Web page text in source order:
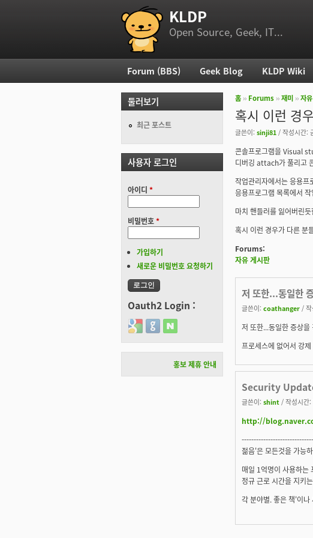
부 메뉴 KLDP
Open Source, Geek, IT...
현재 위치
홈 ›› Forums ››재미 ››자
혹시 이런 경
글쓴이: sinji81 / 작성시간:
콘솔프로그램을 Visual
디버깅 attach가 풀리고
작업관리자에서는 응용프
응용프로그램 목록에서
마치 핸들러를 잃어버린듯
혹시 이런 경우가 다른 분
Forums:
자유 게시판
저 또한...동일한
글쓴이: coathanger /
저 또한...동일한 증상을
프로세스에 없어서 강
Security Update
글쓴이: shint / 작성시간
http://
젊음'은 모든것을 가능
매일 1억명이 사용하는
정규 근로 시간을 지키
각 분야별. 좋은 책'이
주 메뉴
Forum (BBS) Geek Blog KLDP Wiki
둘러보기
최근 포스트
사용자 로그인
아이디 *
비밀번호*
가입하기
새로운 비밀번호 요청하기
Oauth2 Login :
Login with Google
Login with GitHub
Login with Naver
홍보 제휴 안내